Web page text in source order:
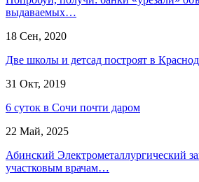
выдаваемых…
18 Сен, 2020
Две школы и детсад построят в
31 Окт, 2019
6 суток в Сочи почти даром
22 Май, 2025
Абинский Электрометаллургический
участковым врачам…